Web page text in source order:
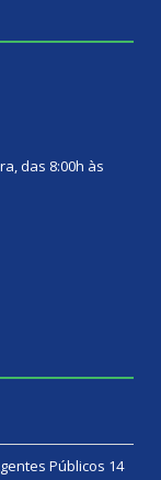
das 8:00h às
Públicos 14